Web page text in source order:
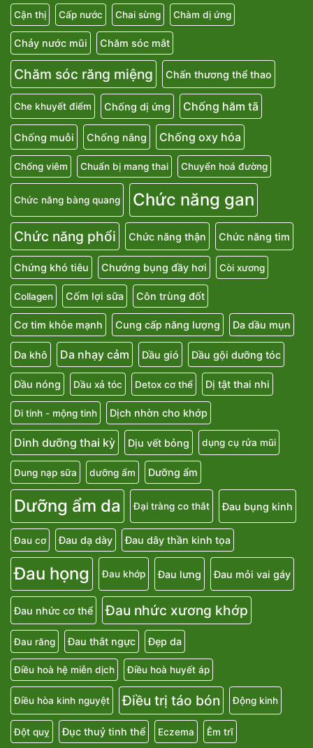
Cận thị Cấp nước Chai sừng Chàm dị ứng
Chảy nước mũi Chăm sóc mắt
Chăm sóc răng miệng Chấn thương thể thao
Che khuyết điểm Chống dị ứng Chống hăm tã
Chống muỗi Chống nắng Chống oxy hóa
Chống viêm Chuẩn bị mang thai Chuyển hoá đường
Chức năng bàng quang Chức năng gan
Chức năng phổi Chức năng thận Chức năng tim
Chứng khó tiêu Chướng bụng đầy hơi Còi xương
Collagen Cốm lợi sữa Côn trùng đốt
Cơ tim khỏe mạnh Cung cấp năng lượng Da dầu mụn
Da khô Da nhạy cảm Dầu gió Dầu gội dưỡng tóc
Dầu nóng Dầu xả tóc Detox cơ thể Dị tật thai nhi
Di tinh - mộng tinh Dịch nhờn cho khớp
Dinh dưỡng thai kỳ Dịu vết bỏng dụng cụ rửa mũi
Dung nạp sữa dưỡng ẩm Dưỡng ẩm
Dưỡng ẩm da Đại tràng co thắt Đau bụng kinh
Đau cơ Đau dạ dày Đau dây thần kinh tọa
Đau họng Đau khớp Đau lưng Đau mỏi vai gáy
Đau nhức cơ thể Đau nhức xương khớp
Đau răng Đau thắt ngực Đẹp da
Điều hoà hệ miễn dịch Điều hoà huyết áp
Điều hòa kinh nguyệt Điều trị táo bón Động kinh
Đột quỵ Đục thuỷ tinh thể Eczema Êm trĩ